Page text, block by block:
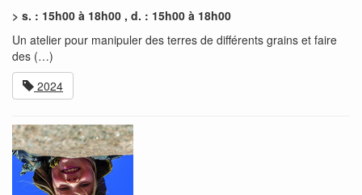
> s. : 15h00 à 18h00 , d. : 15h00 à 18h00
Un atelier pour manipuler des terres de différents grains et faire
des (…)
2024